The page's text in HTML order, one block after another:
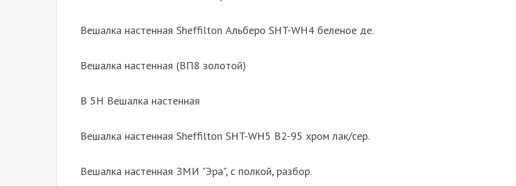
Вешалка настенная Sheffilton Альберо SHT-WH4 беленое де.
Вешалка настенная (ВП8 золотой)
В 5Н Вешалка настенная
Вешалка настенная Sheffilton SHT-WH5 В2-95 хром лак/сер.
Вешалка настенная ЗМИ "Эра", с полкой, разбор.